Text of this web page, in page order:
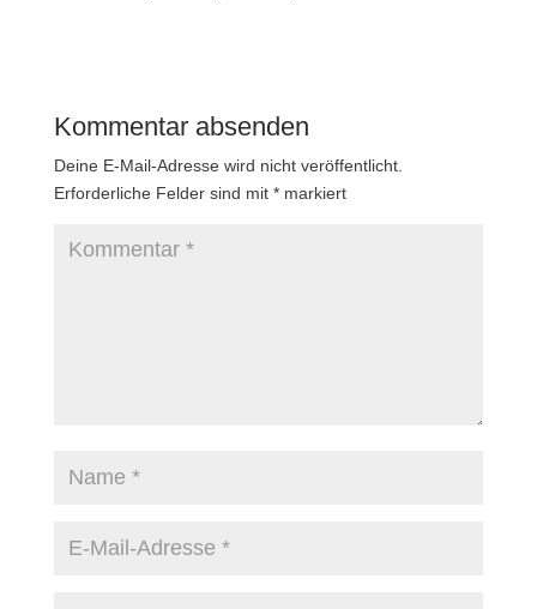
Kommentar absenden
Deine E-Mail-Adresse wird nicht veröffentlicht.
Erforderliche Felder sind mit *markiert